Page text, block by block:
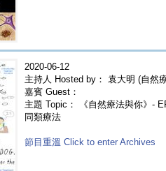
2020-06-12
主持人 Hosted by： 袁大明 (自然
嘉賓 Guest：
主題 Topic： 《自然療法與你》-
同類療法
節目重溫 Click to enter Archives